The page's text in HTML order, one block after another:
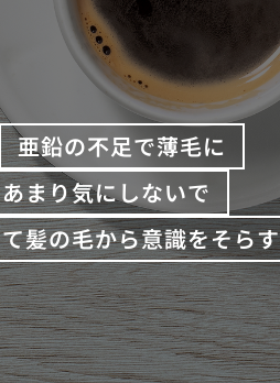
亜鉛の不足で薄毛に
まり気にしないで
髪の毛から意識をそら